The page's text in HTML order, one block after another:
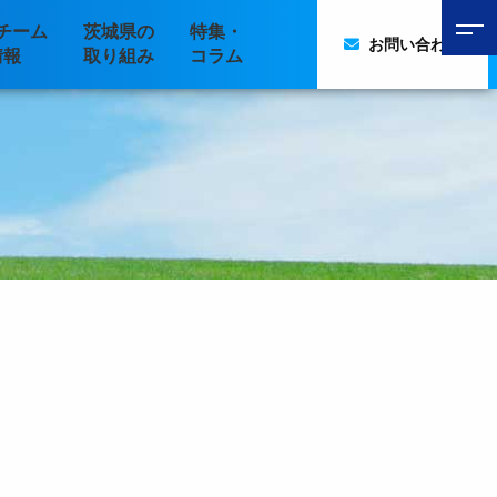
ーム
茨城県の
取り組み
特集・
コラム
お問い合わせ